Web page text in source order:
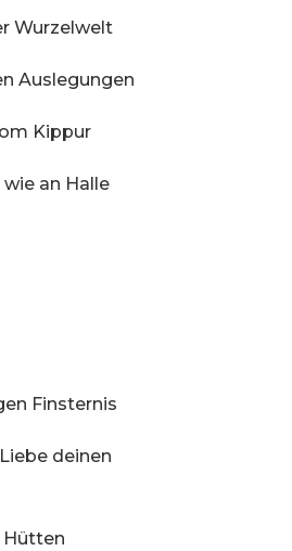
Wurzelwelt
Auslegungen
Kippur
wie an Halle
Finsternis
deinen
Hütten